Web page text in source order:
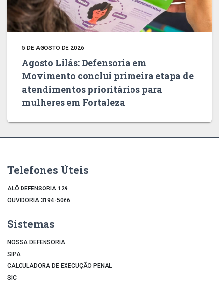
5 DE AGOSTO DE 2026
Agosto Lilás: Defensoria em
Movimento conclui primeira etapa de
atendimentos prioritários para
mulheres em Fortaleza
Telefones Úteis
ALÔ DEFENSORIA 129
OUVIDORIA 3194-5066
Sistemas
NOSSA DEFENSORIA
SIPA
CALCULADORA DE EXECUÇÃO PENAL
SIC